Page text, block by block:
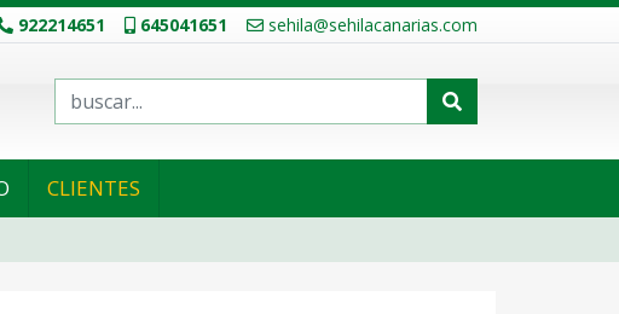
922214651 645041651 sehila@sehilacanarias.com
CLIENTES